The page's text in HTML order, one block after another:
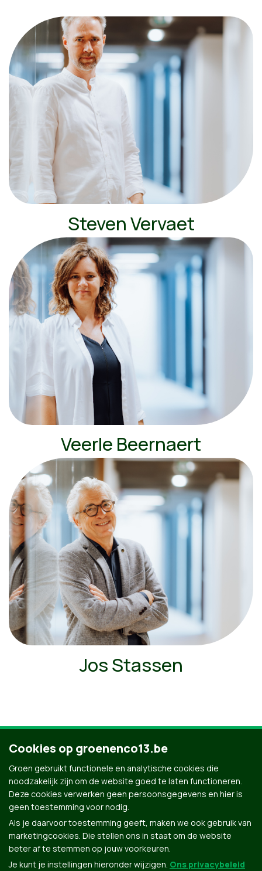
Steven Vervaet
Veerle Beernaert
Jos Stassen
Ontdek al onze mensen
Cookies op groenenco13.be
Groen gebruikt functionele en analytische cookies die
noodzakelijk zijn om de website goed te laten functioneren.
Deze cookies verwerken geen persoonsgegevens en hier is
geen toestemming voor nodig.
Als je daarvoor toestemming geeft, maken we ook gebruik van
marketingcookies. Die stellen ons in staat om de website
beter af te stemmen op jouw voorkeuren.
Je kunt je instellingen hieronder wijzigen. Ons privacybeleid